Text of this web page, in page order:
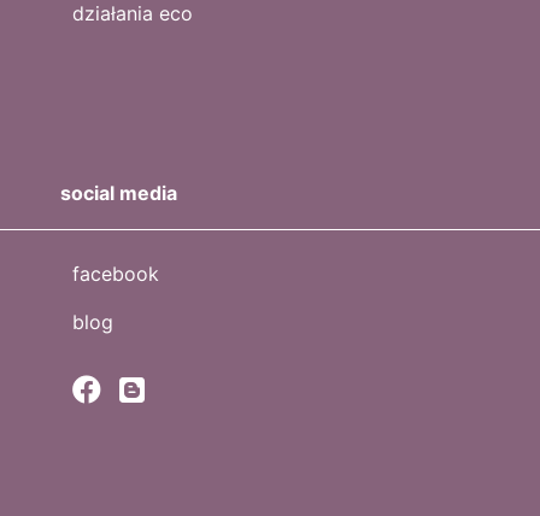
działania eco
social media
facebook
blog